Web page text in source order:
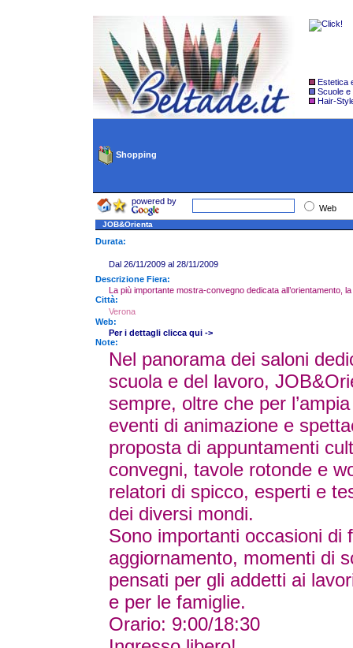
Estetica
Scuole e
Hair-
Shopping
powered by
Web
JOB&Orienta
Durata:
Dal 26/11/2009 al 28/11/2009
Descrizione Fiera:
La più importante mostra-convegno dedicata all’orientamento,
Città:
Verona
Web:
Per i dettagli clicca qui ->
Note:
Nel panorama dei saloni
scuola e del lavoro,
sempre, oltre che per
eventi di animazione e
proposta di appuntamenti
convegni, tavole rotonde e
relatori di spicco, esperti e
dei diversi mondi.
Sono importanti occasioni di
aggiornamento, momenti di
pensati per gli addetti ai
e per le famiglie.
Orario: 9:00/18:30